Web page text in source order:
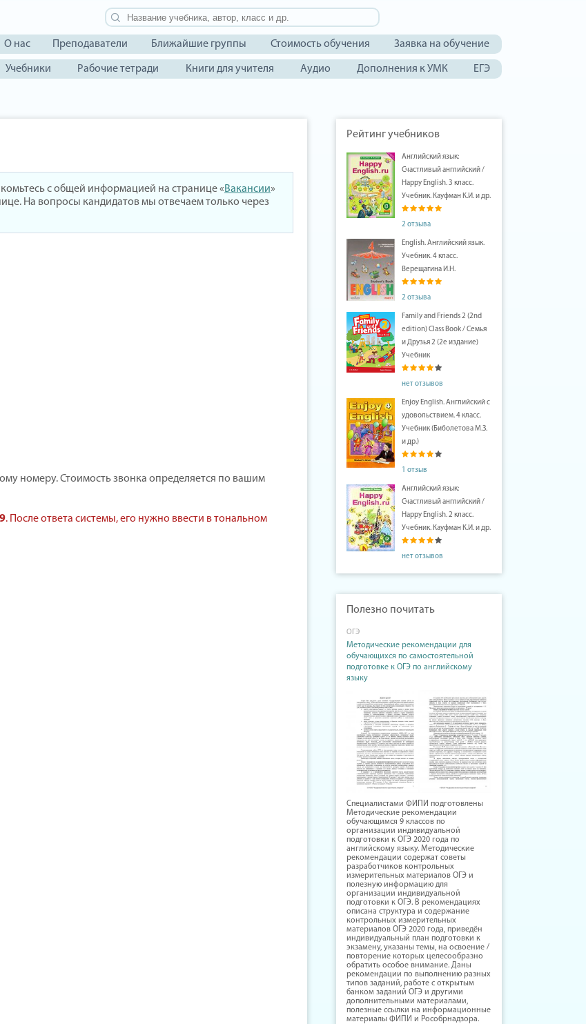
О нас Преподаватели Ближайшие группы Стоимость обучения Заявка на обучение
Учебники Рабочие тетради Книги для учителя Аудио Дополнения к УМК ЕГЭ
с общей информацией на странице «Вакансии»
На вопросы кандидатов мы отвечаем только через
номеру. Стоимость звонка определяется по вашим
. После ответа системы, его нужно ввести в тональном
Рейтинг учебников
Английский язык:
Счастливый английский /
Happy English. 3 класс.
Учебник. Кауфман К.И. и др.
2 отзыва
English. Английский язык.
Учебник. 4 класс.
Верещагина И.Н.
2 отзыва
Family and Friends 2 (2nd
edition) Class Book / Семья
и Друзья 2 (2е издание)
Учебник
нет отзывов
Enjoy English. Английский с
удовольствием. 4 класс.
Учебник (Биболетова М.З.
и др.)
1 отзыв
Английский язык:
Счастливый английский /
Happy English. 2 класс.
Учебник. Кауфман К.И. и др.
нет отзывов
Полезно почитать
ОГЭ
Методические рекомендации для
обучающихся по самостоятельной
подготовке к ОГЭ по английскому
языку
Специалистами ФИПИ подготовлены
Методические рекомендации
обучающимся 9 классов по
организации индивидуальной
подготовки к ОГЭ 2020 года по
английскому языку. Методические
рекомендации содержат советы
разработчиков контрольных
измерительных материалов ОГЭ и
полезную информацию для
организации индивидуальной
подготовки к ОГЭ. В рекомендациях
описана структура и содержание
контрольных измерительных
материалов ОГЭ 2020 года, приведён
индивидуальный план подготовки к
экзамену, указаны темы, на освоение /
повторение которых целесообразно
обратить особое внимание. Даны
рекомендации по выполнению разных
типов заданий, работе с открытым
банком заданий ОГЭ и другими
дополнительными материалами,
полезные ссылки на информационные
материалы ФИПИ и Рособрнадзора.